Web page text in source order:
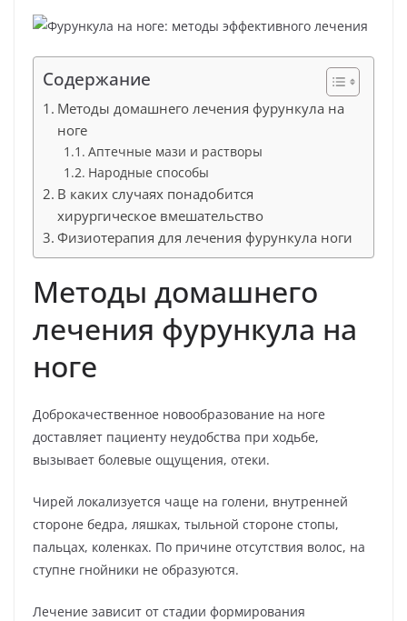
Содержание
Методы домашнего лечения фурункула на
ноге
Аптечные мази и растворы
Народные способы
В каких случаях понадобится
хирургическое вмешательство
Физиотерапия для лечения фурункула ноги
Методы домашнего
лечения фурункула на
ноге
Доброкачественное новообразование на ноге
доставляет пациенту неудобства при ходьбе,
вызывает болевые ощущения, отеки.
Чирей локализуется чаще на голени, внутренней
стороне бедра, ляшках, тыльной стороне стопы,
пальцах, коленках. По причине отсутствия волос, на
ступне гнойники не образуются.
Лечение зависит от стадии формирования